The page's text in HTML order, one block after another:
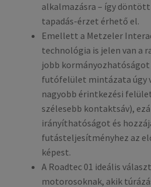
alkalmazásra – így
tapadás-érzet érhető el.
Emellett a Metzeler
technológia is jelen van a
jobb
futófelület mintázata úgy
nagyobb érintkezési
szélesebb kontaktsáv),
irányíthatóságot és
futásteljesítményhez az
képest.
A Roadtec 01 ideális
motorosoknak, akik